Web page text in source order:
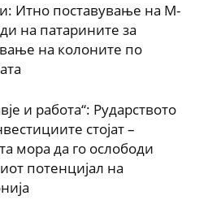
Итно поставување на М-
на патарините за
на колоните по
и работа“: Рударството
стојат –
мора да го ослободи
потенцијал на